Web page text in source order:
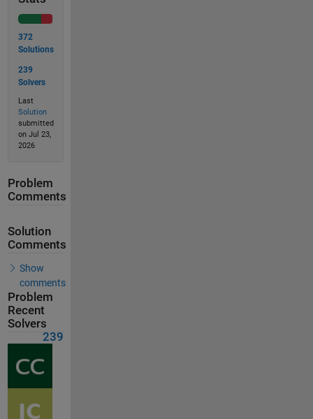
372
Solutions
239
Solvers
Last
Solution
submitted
on Jul 23,
2026
Problem
Comments
Solution
Comments
Show
comments
Problem
Recent
Solvers
239